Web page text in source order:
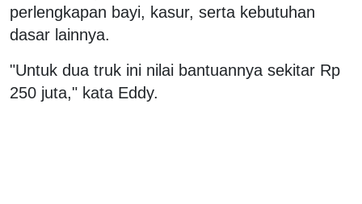
perlengkapan bayi, kasur, serta kebutuhan
dasar lainnya.
"Untuk dua truk ini nilai bantuannya sekitar Rp
250 juta," kata Eddy.